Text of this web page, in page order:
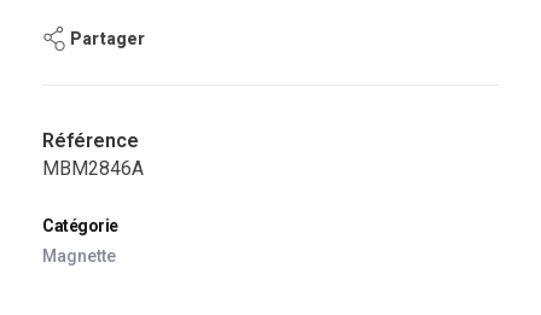
Partager
Référence
MBM2846A
Catégorie
Magnette